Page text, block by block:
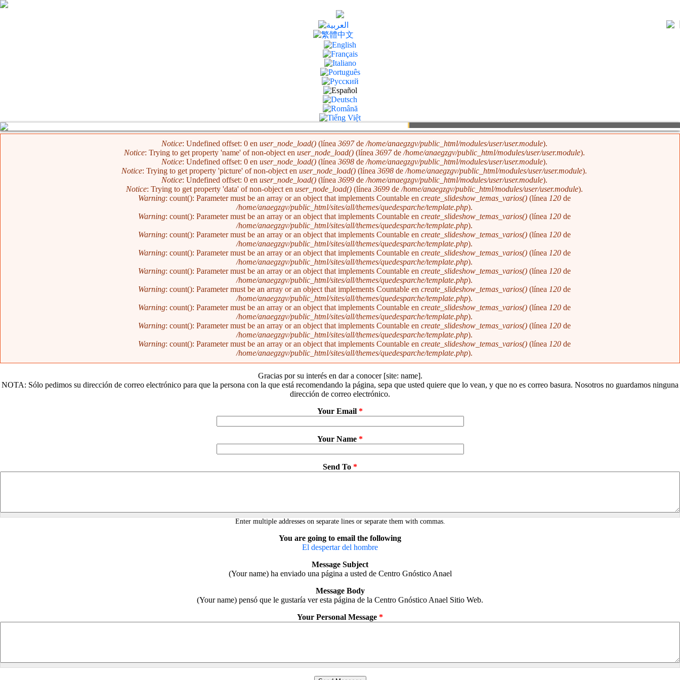
Notice: Undefined offset: 0 en user_node_load()(línea 3697de /home/anaegzgv/public_html/modules/user/user.module).
Notice: Trying to get property 'name' of non-object en user_node_load()(línea 3697de /home/anaegzgv/public_html/modules/user/user.module).
Notice: Undefined offset: 0 en user_node_load()(línea 3698de /home/anaegzgv/public_html/modules/user/user.module).
Notice: Trying to get property 'picture' of non-object en user_node_load() (línea 3698 de /home/anaegzgv/public_html/modules/user/user.module).
Notice: Undefined offset: 0 en user_node_load()(línea 3699de /home/anaegzgv/public_html/modules/user/user.module).
Notice: Trying to get property 'data' of non-object en user_node_load()(línea 3699de /home/anaegzgv/public_html/modules/user/user.module).
Warning: count(): Parameter must be an array or an object that implements Countable en create_slideshow_temas_varios()(línea 120de
/home/anaegzgv/public_html/sites/all/themes/quedesparche/template.php).
Warning: count(): Parameter must be an array or an object that implements Countable en create_slideshow_temas_varios()(línea 120de
/home/anaegzgv/public_html/sites/all/themes/quedesparche/template.php).
Warning: count(): Parameter must be an array or an object that implements Countable en create_slideshow_temas_varios()(línea 120de
/home/anaegzgv/public_html/sites/all/themes/quedesparche/template.php).
Warning: count(): Parameter must be an array or an object that implements Countable en create_slideshow_temas_varios()(línea 120de
/home/anaegzgv/public_html/sites/all/themes/quedesparche/template.php).
Warning: count(): Parameter must be an array or an object that implements Countable en create_slideshow_temas_varios()(línea 120de
/home/anaegzgv/public_html/sites/all/themes/quedesparche/template.php).
Warning: count(): Parameter must be an array or an object that implements Countable en create_slideshow_temas_varios()(línea 120de
/home/anaegzgv/public_html/sites/all/themes/quedesparche/template.php).
Warning: count(): Parameter must be an array or an object that implements Countable en create_slideshow_temas_varios()(línea 120de
/home/anaegzgv/public_html/sites/all/themes/quedesparche/template.php).
Warning: count(): Parameter must be an array or an object that implements Countable en create_slideshow_temas_varios()(línea 120de
/home/anaegzgv/public_html/sites/all/themes/quedesparche/template.php).
Warning: count(): Parameter must be an array or an object that implements Countable en create_slideshow_temas_varios()(línea 120de
/home/anaegzgv/public_html/sites/all/themes/quedesparche/template.php).
Gracias por su interés en dar a conocer [site: name].
NOTA: Sólo pedimos su dirección de correo electrónico para que la persona con la que está recomendando la página, sepa que usted quiere que lo vean, y que no es correo basura. Nosotros no guardamos ninguna
dirección de correo electrónico.
Your Email *
Your Name *
Send To *
Enter multiple addresses on separate lines or separate them with commas.
You are going to email the following
El despertar del hombre
Message Subject
(Your name) ha enviado una página a usted de Centro Gnóstico Anael
Message Body
(Your name) pensó que le gustaría ver esta página de la Centro Gnóstico Anael Sitio Web.
Your Personal Message *